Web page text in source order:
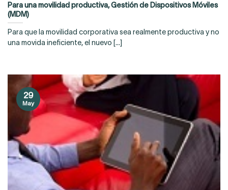
Para una movilidad productiva, Gestión de Dispositivos Móviles
(MDM)
Para que la movilidad corporativa sea realmente productiva y no
una movida ineficiente, el nuevo [...]
29
May